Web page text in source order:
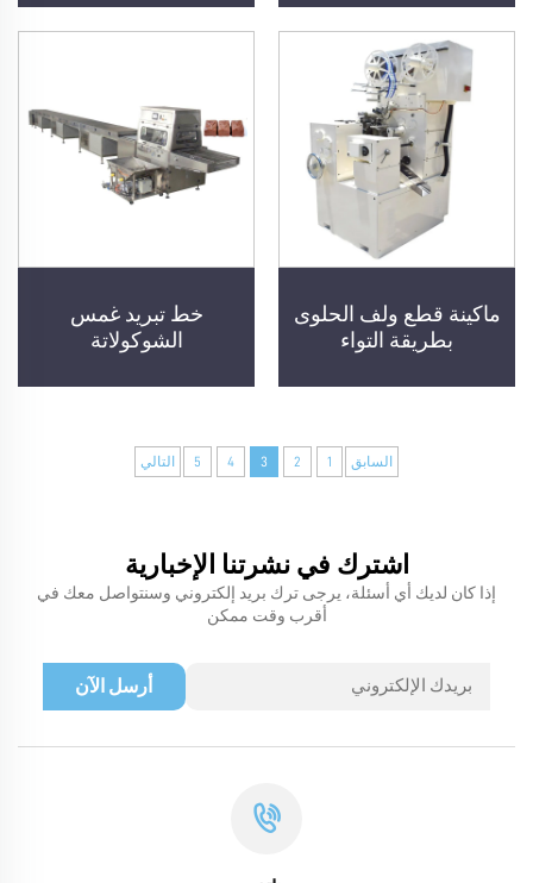
ماكينة قطع ولف الحلوى
بطريقة التواء
خط تبريد غمس
الشوكولاتة
السابق 1
2
3
4
5 التالي
اشترك في نشرتنا الإخبارية
إذا كان لديك أي أسئلة، يرجى ترك بريد إلكتروني وسنتواصل معك في
أقرب وقت ممكن
أرسل الآن